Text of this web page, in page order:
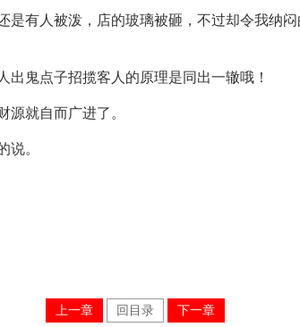
是有人被泼，店的玻璃被砸，不过却令我纳
鬼点子招揽客人的原理是同出一辙哦！
源就自而广进了。
说。
上一章 回目录 下一章